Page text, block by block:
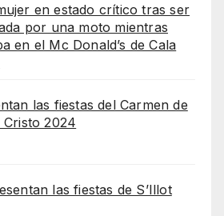
en estado crítico tras ser
por una moto mientras
en el Mc Donald’s de Cala
las fiestas del Carmen de
2024
las fiestas de S’Illot